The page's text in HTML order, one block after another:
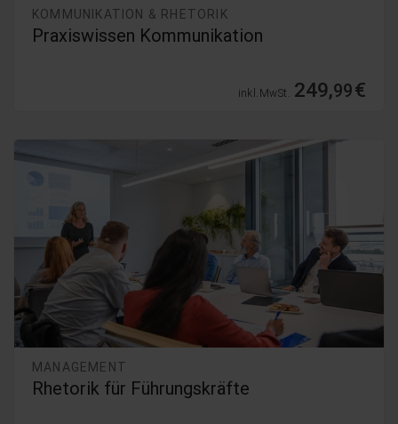
KOMMUNIKATION & RHETORIK
Praxiswissen Kommunikation
inkl. MwSt. 249,99€
MANAGEMENT
Rhetorik für Führungskräfte